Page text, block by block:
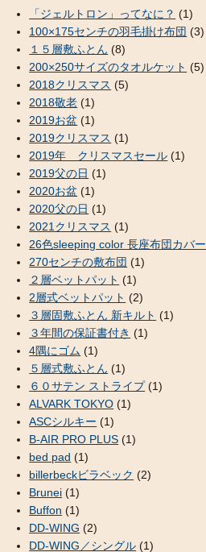
「ジェルトロン」ってなに？ (1)
100×175センチの羽毛掛け布団 (3)
１５層敷ふとん (8)
200×250サイズのタオルケット (5)
2018クリスマス (5)
2018敬老 (1)
2019お盆 (1)
2019クリスマス (1)
2019年 クリスマスセール (1)
2019父の日 (1)
2020お盆 (1)
2020父の日 (1)
2021クリスマス (1)
26色sleeping color 長座布団カバー
270センチの敷布団 (1)
２層ベットパット (1)
2層式ベットパット (2)
３層固敷ふとん 新キルト (1)
３年間の保証書付き (1)
4隅にゴム (1)
５層式敷ふとん (1)
６０サテン ストライプ(1)
ALVARK TOKYO (1)
ASCシルキー (1)
B-AIR PRO PLUS (1)
bed pad (1)
billerbeckビラベック (2)
Brunei (1)
Buffon (1)
DD-WING (2)
DD-WING／シングル (1)